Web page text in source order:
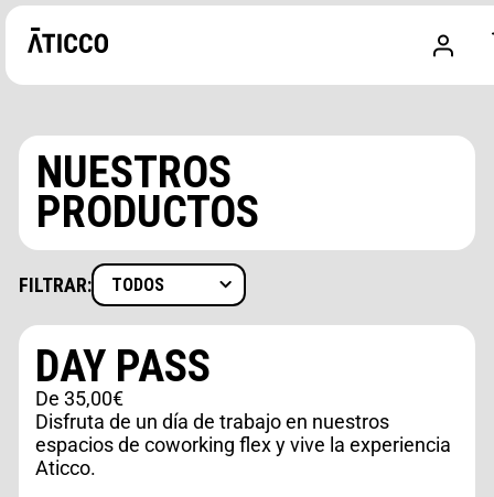
NUESTROS
PRODUCTOS
FILTRAR: TODOS
TODOS
MEMBRESÍAS
BONOS
OFICINA
DAY PASS
De 35,00€
Disfruta de un día de trabajo en nuestros
espacios de coworking flex y vive la experiencia
Aticco.